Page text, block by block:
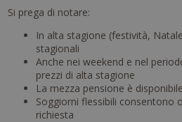
Si prega di notare:
In alta stagione (festività,
stagionali
Anche nei weekend e nel
prezzi di alta stagione
La mezza pensione è
Soggiorni flessibili consentono
richiesta